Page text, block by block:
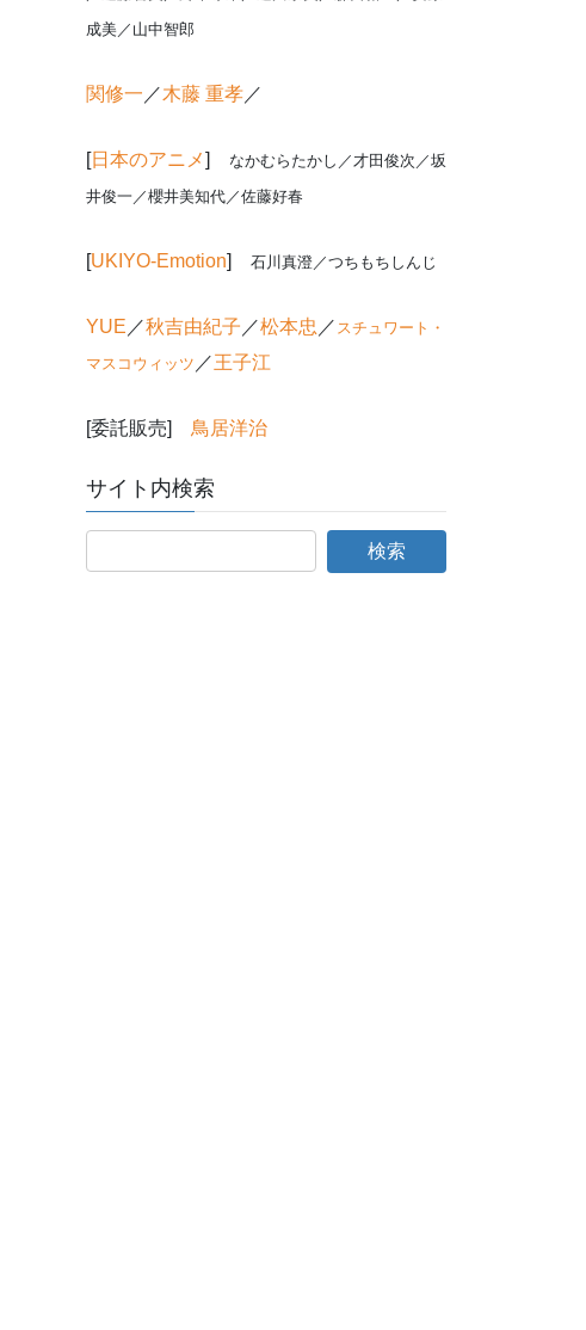
成美／山中智郎
関修一 ／木藤 重孝 ／
[日本のアニメ] なかむらたかし ／才田俊次／坂
井俊一／櫻井美知代／佐藤好春
[UKIYO-Emotion]石川真澄／つちもちしんじ
YUE ／秋吉由紀子 ／松本忠 ／ スチュワート・
マスコウィッツ ／王子江
[委託販売] 鳥居洋治
サイト内検索